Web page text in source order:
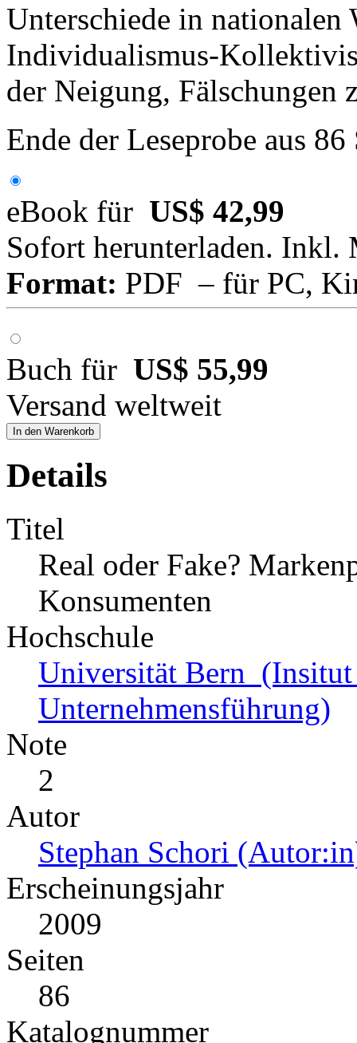
Unterschiede in nationalen
Individualismus-
der Neigung, Fälschungen
Ende der Leseprobe aus
eBook für US$ 42,99
Sofort herunterladen. Inkl.
Format: PDF – für PC,
Buch für US$ 55,99
Versand weltweit
In den Warenkorb
Details
Titel
Real oder Fake?
Konsumenten
Hochschule
Universität Bern
Unternehmensführung)
Note
2
Autor
Stephan Schori
Erscheinungsjahr
2009
Seiten
86
Katalognummer